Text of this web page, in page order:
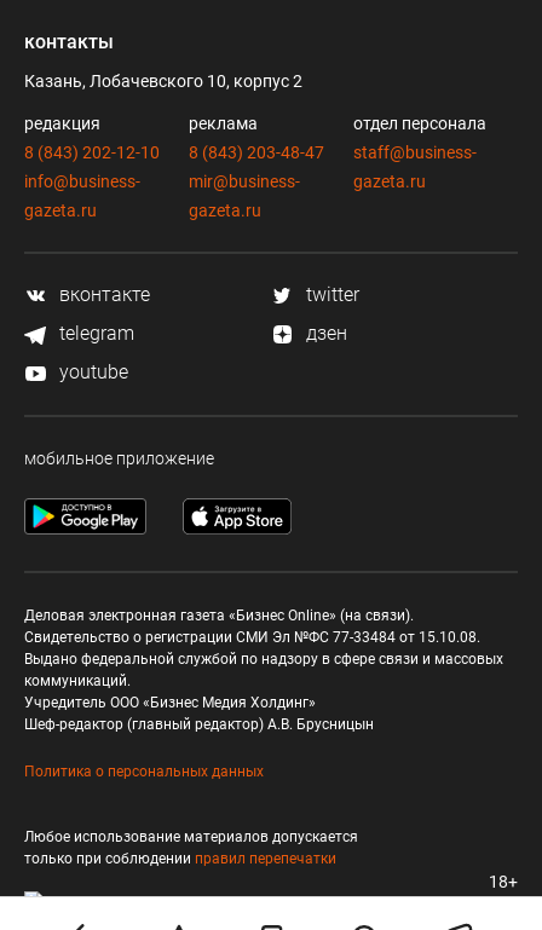
контакты
Казань, Лобачевского 10, корпус 2
редакция
8 (843) 202-12-10
info@business-
gazeta.ru
реклама
8 (843) 203-48-47
mir@business-
gazeta.ru
отдел персонала
staff@business-
gazeta.ru
вконтакте
twitter
telegram
дзен
youtube
мобильное приложение
Деловая электронная газета «Бизнес Online» (на связи).
Свидетельство о регистрации СМИ Эл №ФС 77-33484 от 15.10.08.
Выдано федеральной службой по надзору в сфере связи и массовых
коммуникаций.
Учредитель ООО «Бизнес Медия Холдинг»
Шеф-редактор (главный редактор) А.В. Брусницын
Политика о персональных данных
Любое использование материалов допускается
только при соблюдении правил перепечатки
18+